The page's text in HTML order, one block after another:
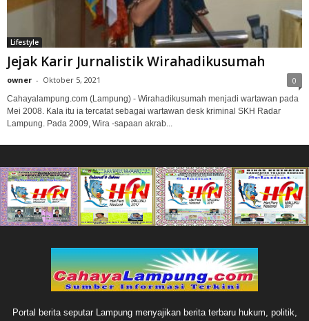
Lifestyle
Jejak Karir Jurnalistik Wirahadikusumah
owner - Oktober 5, 2021 0
Cahayalampung.com (Lampung) - Wirahadikusumah menjadi wartawan pada
Mei 2008. Kala itu ia tercatat sebagai wartawan desk kriminal SKH Radar
Lampung. Pada 2009, Wira -sapaan akrab...
Portal berita seputar Lampung menyajikan berita terbaru hukum, politik,